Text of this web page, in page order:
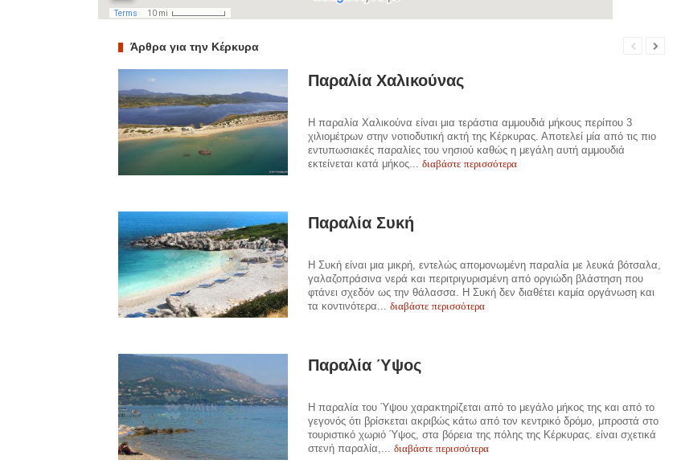
Άρθρα για την Κέρκυρα
Παραλία Χαλικούνας
Η παραλία Χαλικούνα είναι μια τεράστια αμμουδιά μήκους περίπου 3
χιλιομέτρων στην νοτιοδυτική ακτή της Κέρκυρας. Αποτελεί μία από τις πιο
εντυπωσιακές παραλίες του νησιού καθώς η μεγάλη αυτή αμμουδιά
εκτείνεται κατά μήκος...διαβάστε περισσότερα
Παραλία Συκή
Η Συκή είναι μια μικρή, εντελώς απομονωμένη παραλία με λευκά βότσαλα,
γαλαζοπράσινα νερά και περιτριγυρισμένη από οργιώδη βλάστηση που
φτάνει σχεδόν ως την θάλασσα. Η Συκή δεν διαθέτει καμία οργάνωση και
τα κοντινότερα...διαβάστε περισσότερα
Παραλία Ύψος
Η παραλία του Ύψου χαρακτηρίζεται από το μεγάλο μήκος της και από το
γεγονός ότι βρίσκεται ακριβώς κάτω από τον κεντρικό δρόμο, μπροστά στο
τουριστικό χωριό Ύψος, στα βόρεια της πόλης της Κέρκυρας. είναι σχετικά
στενή παραλία,...διαβάστε περισσότερα